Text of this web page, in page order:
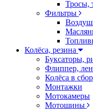
Тросы,
Фильтры
Колёса, резина
Буксаторы,
Флиппер,
Колёса в
Монтажки
Мотокамеры
Мотошины